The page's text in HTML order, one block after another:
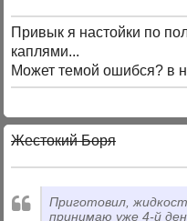
Привык я настойки по
каплями...
Может темой ошибся? в
Жестокий Боря
Приготовил,
принимаю уже 4-й